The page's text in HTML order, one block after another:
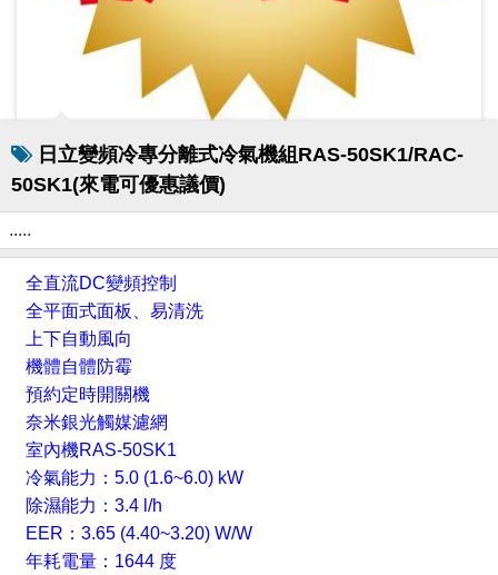
日立變頻冷專分離式冷氣機組RAS-50SK1/RAC-
50SK1(來電可優惠議價)
.....
全直流DC變頻控制
全平面式面板、易清洗
上下自動風向
機體自體防霉
預約定時開關機
奈米銀光觸媒濾網
室內機RAS-50SK1
冷氣能力：5.0 (1.6~6.0) kW
除濕能力：3.4 l/h
EER：3.65 (4.40~3.20) W/W
年耗電量：1644 度